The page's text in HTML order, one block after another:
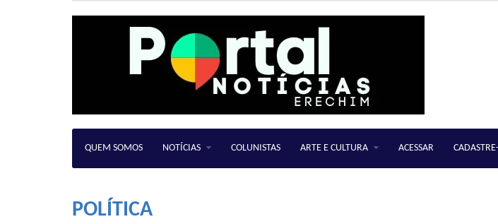
QUEM SOMOS NOTÍCIAS COLUNISTAS ARTE E CULTURA ACESSAR
POLÍTICA